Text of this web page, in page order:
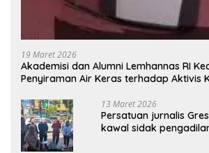
19 Maret 2026
Akademisi dan Alumni Lemhannas RI
Penyiraman Air Keras terhadap Aktivis
13 Maret 2026
Persatuan jurnalis
kawal sidak